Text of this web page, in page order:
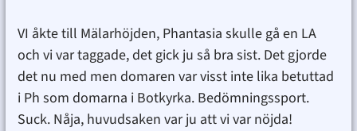
VI åkte till Mälarhöjden, Phantasia skulle gå en LA
och vi var taggade, det gick ju så bra sist. Det gjorde
det nu med men domaren var visst inte lika betuttad
i Ph som domarna i Botkyrka. Bedömningssport.
Suck. Nåja, huvudsaken var ju att vi var nöjda!